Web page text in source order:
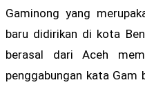
Gaminong yang
baru didirikan di kota
berasal dari Aceh
penggabungan kata